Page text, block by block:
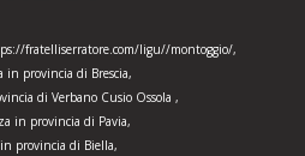
fratelliserratore.com/ligu//montoggio/,
in provincia di Brescia,
di Verbano Cusio Ossola ,
in provincia di Pavia,
provincia di Biella,